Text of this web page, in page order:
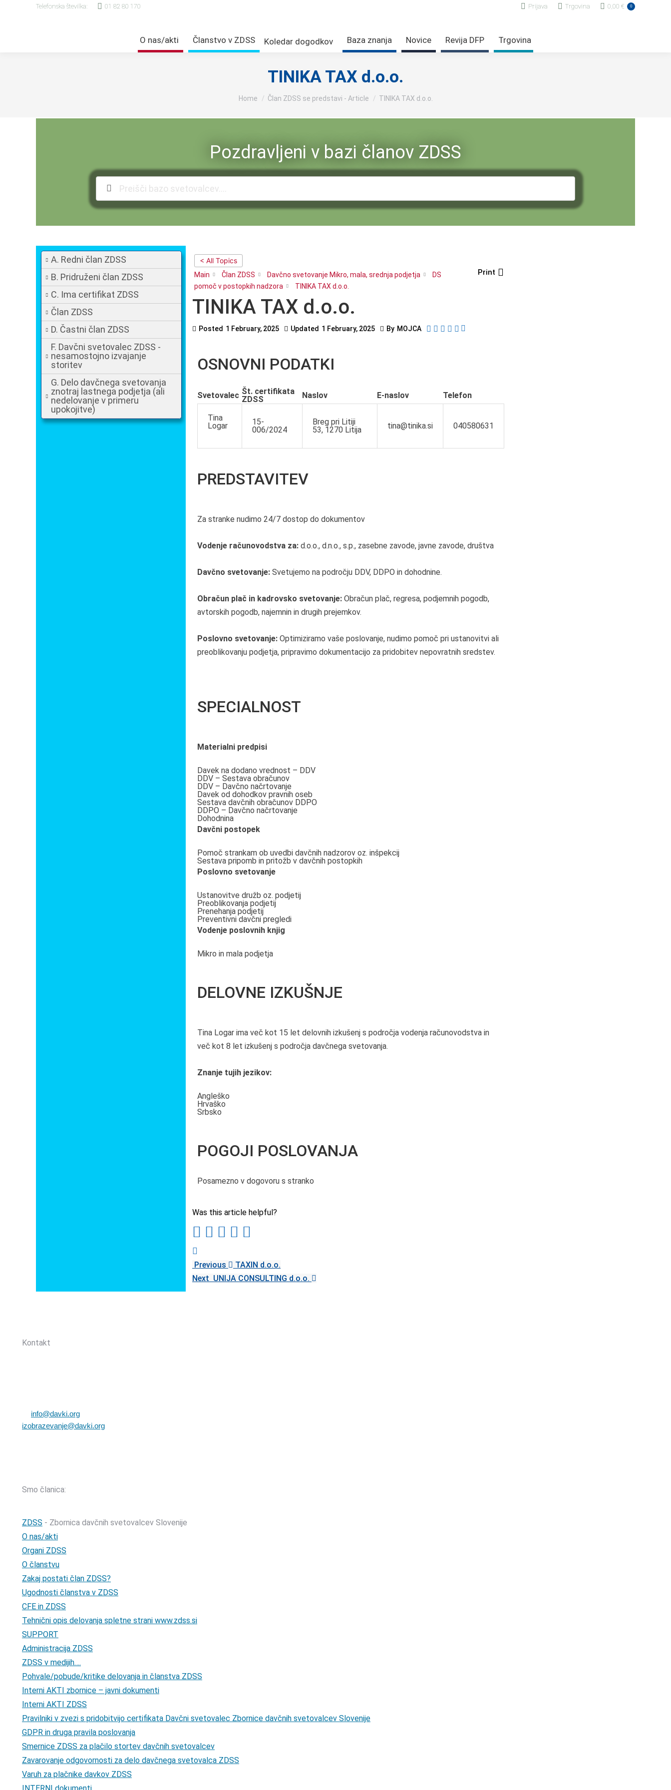
Telefonska številka: 01 82 80 170 Prijava Trgovina 0,00 € 0
O nas/akti Članstvo v ZDSS Koledar dogodkov Baza znanja Novice Revija DFP Trgovina
TINIKA TAX d.o.o.
You are here:
Home Član ZDSS se predstavi - Article TINIKA TAX d.o.o.
Pozdravljeni v bazi članov ZDSS
A. Redni član ZDSS
B. Pridruženi član ZDSS
C. Ima certifikat ZDSS
Član ZDSS
D. Častni član ZDSS
F. Davčni svetovalec ZDSS -
nesamostojno izvajanje
storitev
G. Delo davčnega svetovanja
znotraj lastnega podjetja (ali
nedelovanje v primeru
upokojitve)
< All Topics
Main Član ZDSS Davčno svetovanje Mikro, mala, srednja podjetja
DS
pomoč v postopkih nadzora
TINIKA TAX d.o.o.
Print
TINIKA TAX d.o.o.
Posted 1 February, 2025 Updated 1 February, 2025 By MOJCA
OSNOVNI PODATKI
Svetovalec Št. certifikata
ZDSS
Naslov E-naslov Telefon
Tina
Logar
15-
006/2024
Breg pri Litiji
53, 1270 Litija
tina@tinika.si 040580631
PREDSTAVITEV
Za stranke nudimo 24/7 dostop do dokumentov
Vodenje računovodstva za: d.o.o., d.n.o., s.p., zasebne zavode, javne zavode, društva
Davčno svetovanje: Svetujemo na področju DDV, DDPO in dohodnine.
Obračun plač in kadrovsko svetovanje: Obračun plač, regresa, podjemnih pogodb,
avtorskih pogodb, najemnin in drugih prejemkov.
Poslovno svetovanje: Optimiziramo vaše poslovanje, nudimo pomoč pri ustanovitvi ali
preoblikovanju podjetja, pripravimo dokumentacijo za pridobitev nepovratnih sredstev.
SPECIALNOST
Materialni predpisi
Davek na dodano vrednost – DDV
DDV – Sestava obračunov
DDV – Davčno načrtovanje
Davek od dohodkov pravnih oseb
Sestava davčnih obračunov DDPO
DDPO – Davčno načrtovanje
Dohodnina
Davčni postopek
Pomoč strankam ob uvedbi davčnih nadzorov oz. inšpekcij
Sestava pripomb in pritožb v davčnih postopkih
Poslovno svetovanje
Ustanovitve družb oz. podjetij
Preoblikovanja podjetij
Prenehanja podjetij
Preventivni davčni pregledi
Vodenje poslovnih knjig
Mikro in mala podjetja
DELOVNE IZKUŠNJE
Tina Logar ima več kot 15 let delovnih izkušenj s področja vodenja računovodstva in
več kot 8 let izkušenj s področja davčnega svetovanja.
Znanje tujih jezikov:
Angleško
Hrvaško
Srbsko
POGOJI POSLOVANJA
Posamezno v dogovoru s stranko
Was this article helpful?
Previous
TAXIN d.o.o.
Next UNIJA CONSULTING d.o.o.
Kontakt
info@davki.org
izobrazevanje@davki.org
Smo članica:
ZDSS - Zbornica davčnih svetovalcev Slovenije
O nas/akti
Organi ZDSS
O članstvu
Zakaj postati član ZDSS?
Ugodnosti članstva v ZDSS
CFE in ZDSS
Tehnični opis delovanja spletne strani www.zdss.si
SUPPORT
Administracija ZDSS
ZDSS v medijih….
Pohvale/pobude/kritike delovanja in članstva ZDSS
Interni AKTI zbornice – javni dokumenti
Interni AKTI ZDSS
Pravilniki v zvezi s pridobitvijo certifikata Davčni svetovalec Zbornice davčnih svetovalcev Slovenije
GDPR in druga pravila poslovanja
Smernice ZDSS za plačilo stortev davčnih svetovalcev
Zavarovanje odgovornosti za delo davčnega svetovalca ZDSS
Varuh za plačnike davkov ZDSS